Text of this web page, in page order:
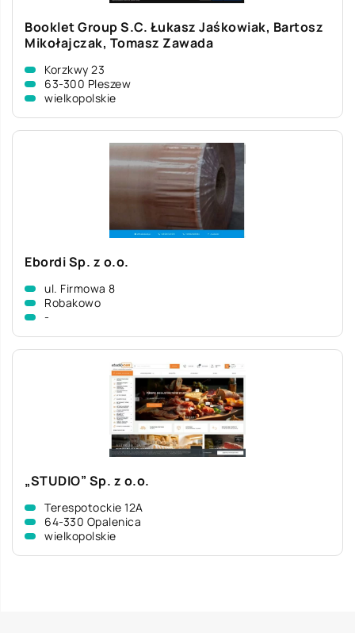
Booklet Group S.C. Łukasz Jaśkowiak, Bartosz
Mikołajczak, Tomasz Zawada
Korzkwy 23
63-300 Pleszew
wielkopolskie
Ebordi Sp. z o.o.
ul. Firmowa 8
Robakowo
-
„STUDIO” Sp. z o.o.
Terespotockie 12A
64-330 Opalenica
wielkopolskie